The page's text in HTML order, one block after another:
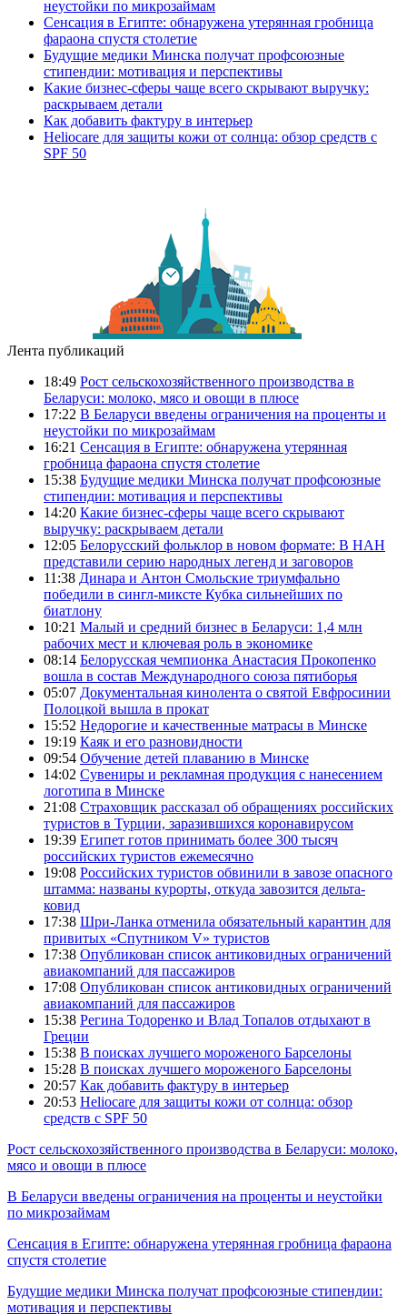
неустойки по микрозаймам
Сенсация в Египте: обнаружена утерянная гробница
фараона спустя столетие
Будущие медики Минска получат профсоюзные
стипендии: мотивация и перспективы
Какие бизнес-сферы чаще всего скрывают выручку:
раскрываем детали
Как добавить фактуру в интерьер
Heliocare для защиты кожи от солнца: обзор средств с
SPF 50
Лента публикаций
18:49 Рост сельскохозяйственного производства в
Беларуси: молоко, мясо и овощи в плюсе
17:22 В Беларуси введены ограничения на проценты и
неустойки по микрозаймам
16:21 Сенсация в Египте: обнаружена утерянная
гробница фараона спустя столетие
15:38 Будущие медики Минска получат профсоюзные
стипендии: мотивация и перспективы
14:20 Какие бизнес-сферы чаще всего скрывают
выручку: раскрываем детали
12:05 Белорусский фольклор в новом формате: В НАН
представили серию народных легенд и заговоров
11:38 Динара и Антон Смольские триумфально
победили в сингл-миксте Кубка сильнейших по
биатлону
10:21 Малый и средний бизнес в Беларуси: 1,4 млн
рабочих мест и ключевая роль в экономике
08:14 Белорусская чемпионка Анастасия Прокопенко
вошла в состав Международного союза пятиборья
05:07 Документальная кинолента о святой Евфросинии
Полоцкой вышла в прокат
15:52 Недорогие и качественные матрасы в Минске
19:19 Каяк и его разновидности
09:54 Обучение детей плаванию в Минске
14:02 Сувениры и рекламная продукция с нанесением
логотипа в Минске
21:08 Страховщик рассказал об обращениях российских
туристов в Турции, заразившихся коронавирусом
19:39 Египет готов принимать более 300 тысяч
российских туристов ежемесячно
19:08 Российских туристов обвинили в завозе опасного
штамма: названы курорты, откуда завозится дельта-
ковид
17:38 Шри-Ланка отменила обязательный карантин для
привитых «Спутником V» туристов
17:38 Опубликован список антиковидных ограничений
авиакомпаний для пассажиров
17:08 Опубликован список антиковидных ограничений
авиакомпаний для пассажиров
15:38 Регина Тодоренко и Влад Топалов отдыхают в
Греции
15:38 В поисках лучшего мороженого Барселоны
15:28 В поисках лучшего мороженого Барселоны
20:57 Как добавить фактуру в интерьер
20:53 Heliocare для защиты кожи от солнца: обзор
средств с SPF 50
Рост сельскохозяйственного производства в Беларуси: молоко,
мясо и овощи в плюсе
В Беларуси введены ограничения на проценты и неустойки
по микрозаймам
Сенсация в Египте: обнаружена утерянная гробница фараона
спустя столетие
Будущие медики Минска получат профсоюзные стипендии:
мотивация и перспективы